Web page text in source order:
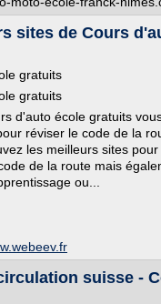
sites de Cours
gratuits
gratuits
d'auto école gratuits
réviser le code de la
les meilleurs sites
de la route mais
ou...
suisse -